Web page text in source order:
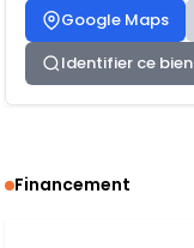
Google Maps
Identifier ce bien
Financement